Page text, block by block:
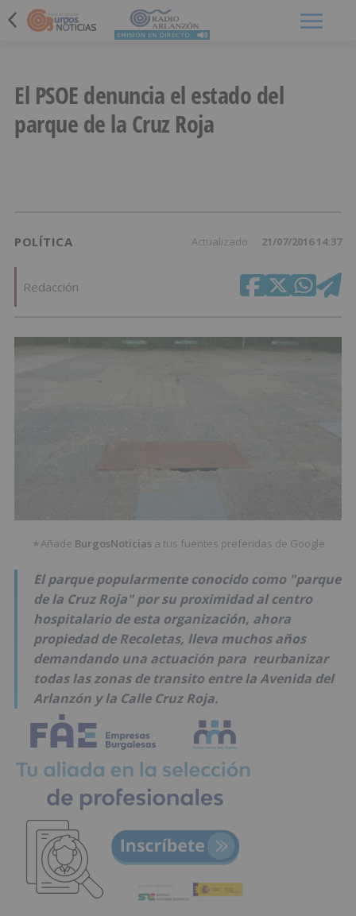
El PSOE denuncia el estado del
parque de la Cruz Roja
POLÍTICA Actualizado 21/07/2016 14:37
Redacción
★Añade BurgosNoticias a tus fuentes preferidas de Google
El parque popularmente conocido como "parque
de la Cruz Roja" por su proximidad al centro
hospitalario de esta organización, ahora
propiedad de Recoletas, lleva muchos años
demandando una actuación para reurbanizar
todas las zonas de transito entre la Avenida del
Arlanzón y la Calle Cruz Roja.